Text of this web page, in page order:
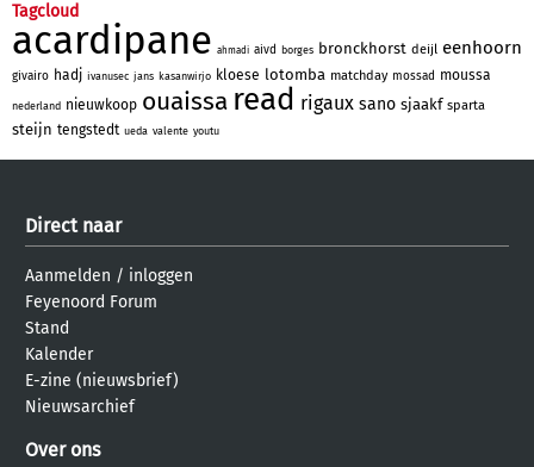
Tagcloud
acardipane ahmadi aivd borges bronckhorst deijl eenhoorn
givairo hadj ivanusec jans kasanwirjo kloese lotomba matchday mossad moussa
nederland nieuwkoop ouaissa read rigaux sano sjaakf sparta
steijn tengstedt ueda valente youtu
Direct naar
Aanmelden / inloggen
Feyenoord Forum
Stand
Kalender
E-zine (nieuwsbrief)
Nieuwsarchief
Over ons